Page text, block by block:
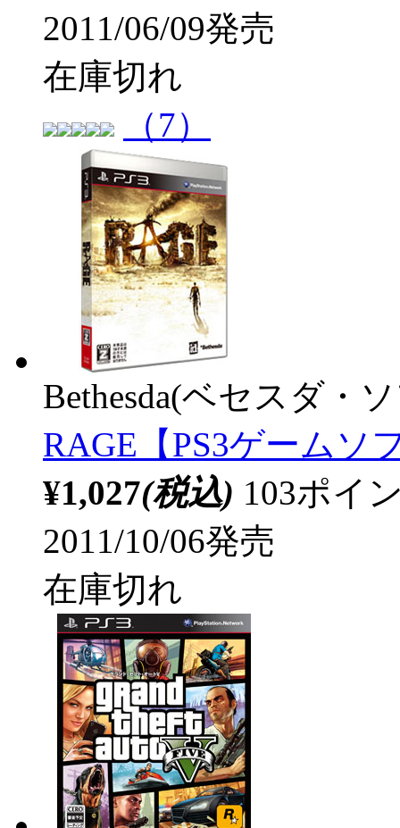
2011/06/09発売
在庫切れ
（7）
Bethesda(ベセスダ・
RAGE【PS3ゲームソ
¥1,027(税込) 103ポイ
2011/10/06発売
在庫切れ